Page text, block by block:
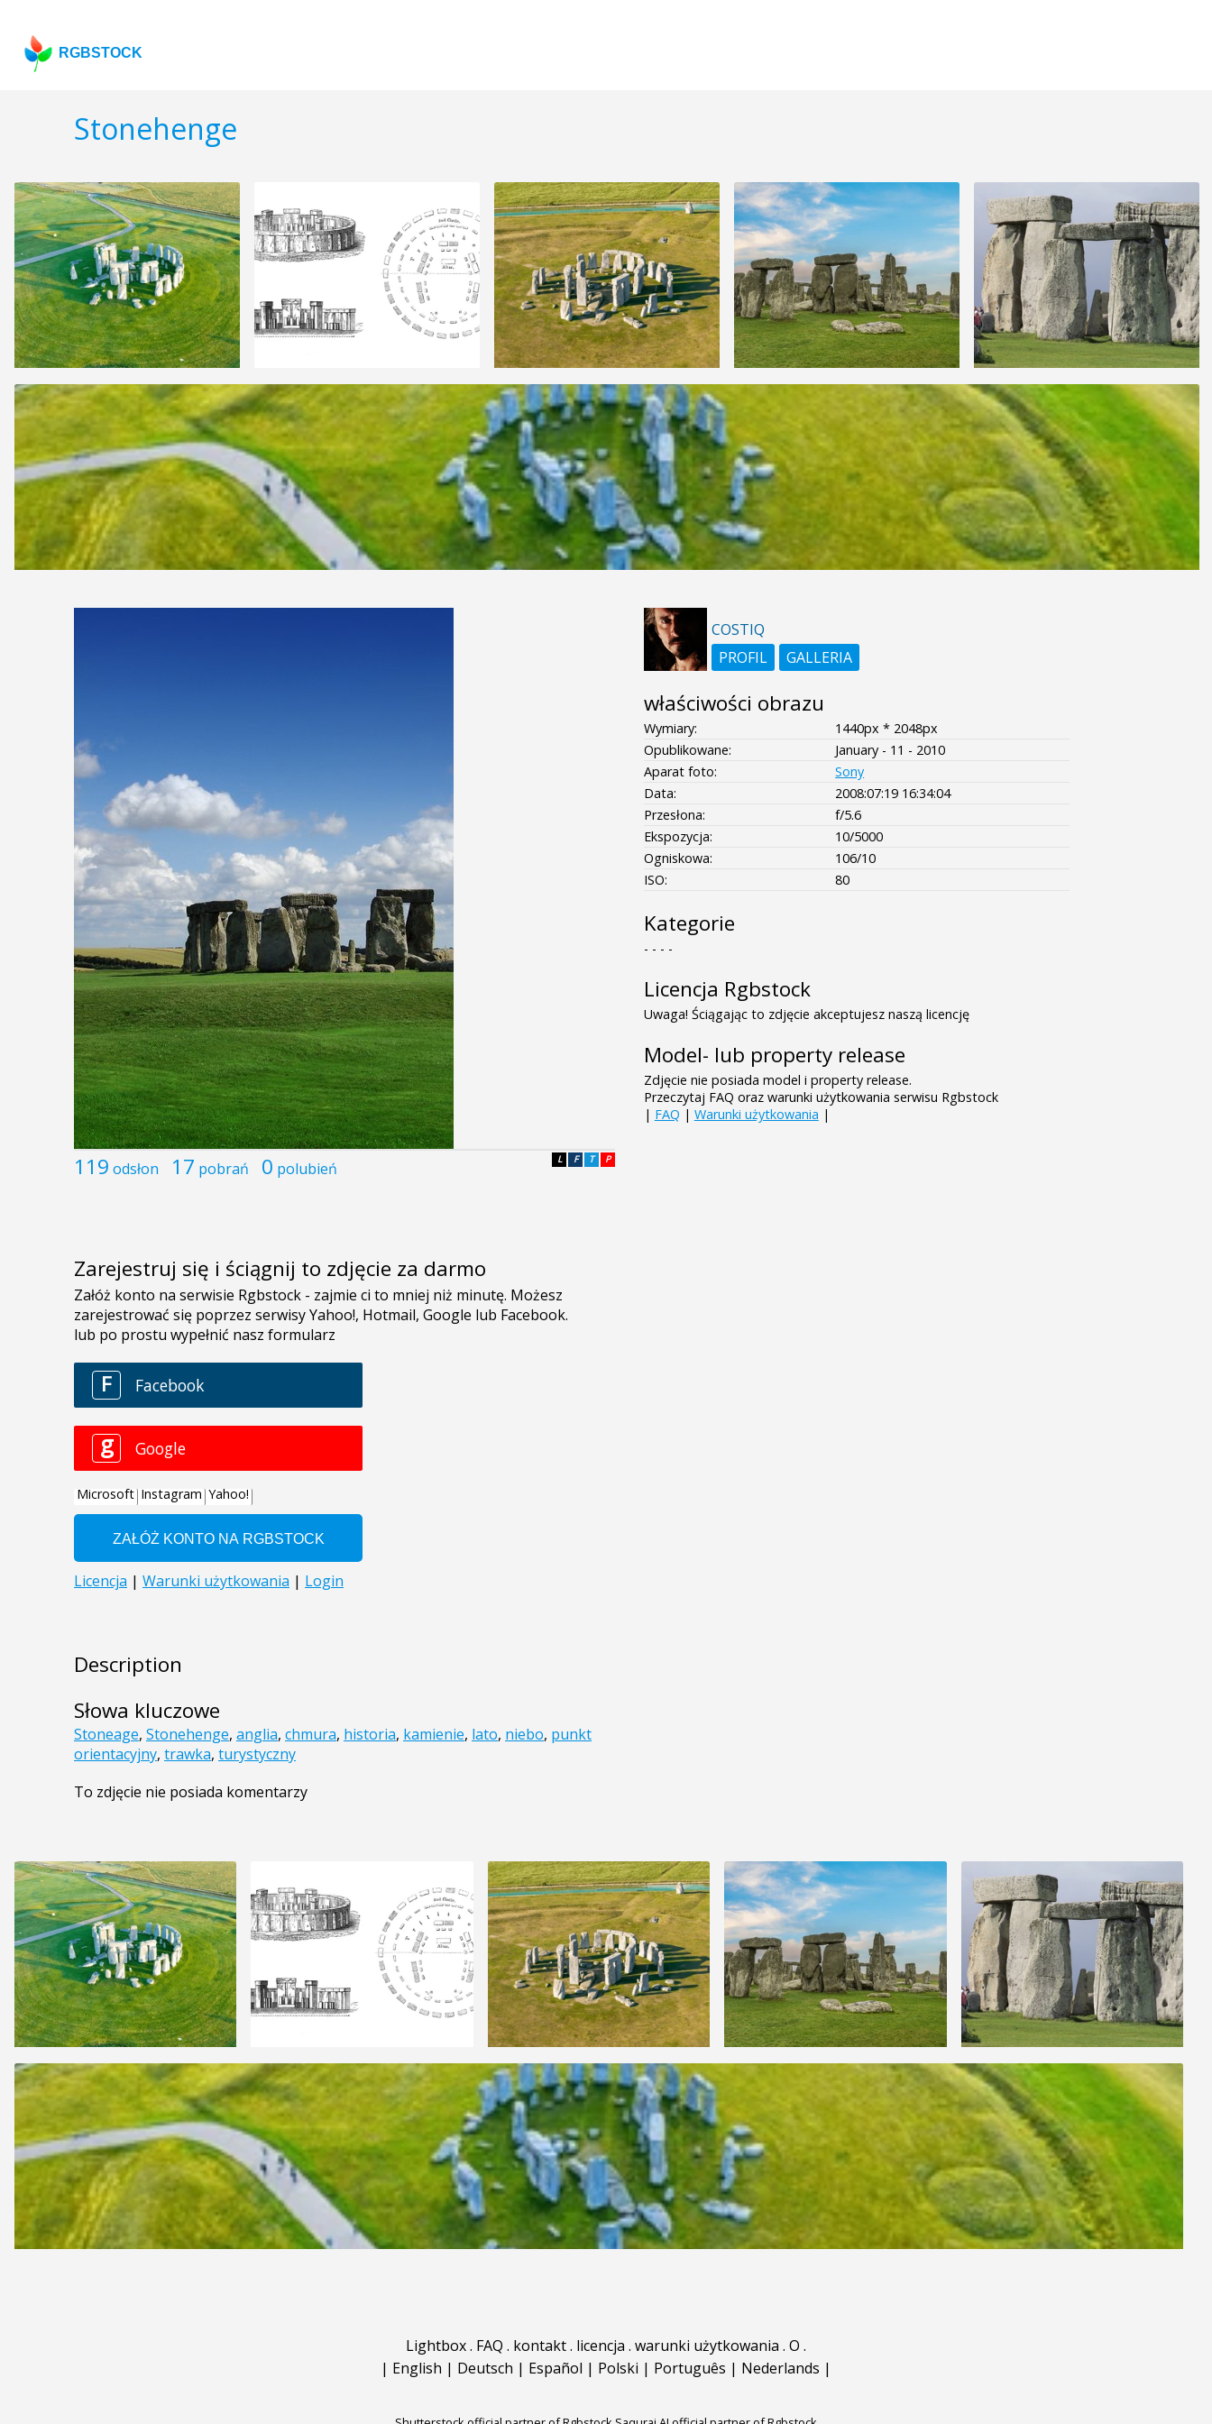
RGBSTOCK
Stonehenge
119 odsłon 17 pobrań 0 polubień P
T
F
L
Zarejestruj się i ściągnij to zdjęcie za darmo
Description
Słowa kluczowe
Stoneage, Stonehenge, anglia, chmura, historia, kamienie, lato, niebo, punkt
orientacyjny, trawka, turystyczny
To zdjęcie nie posiada komentarzy
COSTIQ
PROFIL
GALLERIA
właściwości obrazu
Wymiary:
1440px * 2048px
Opublikowane:
January - 11 - 2010
Aparat foto:
Sony
Data:
2008:07:19 16:34:04
Przesłona:
f/5.6
Ekspozycja:
10/5000
Ogniskowa:
106/10
ISO:
80
Kategorie
- - - -
Licencja Rgbstock
Uwaga! Ściągając to zdjęcie akceptujesz naszą licencję
Model- lub property release
Zdjęcie nie posiada model i property release.
Przeczytaj FAQ oraz warunki użytkowania serwisu Rgbstock
| FAQ | Warunki użytkowania |
Lightbox. FAQ . kontakt. licencja . warunki użytkowania . O .
| English | Deutsch | Español | Polski | Português | Nederlands |